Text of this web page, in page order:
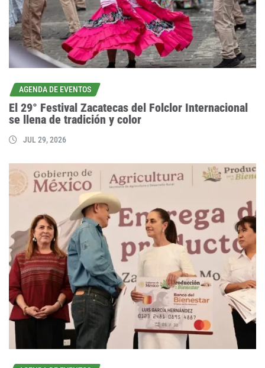
AGENDA DE EVENTOS
El 29° Festival Zacatecas del Folclor Internacional
se llena de tradición y color
JUL 29, 2026